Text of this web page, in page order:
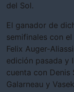
del Sol.
El ganador de
semifinales con
Felix Auger-
edición pasada y
cuenta con Denis
Galarneau y